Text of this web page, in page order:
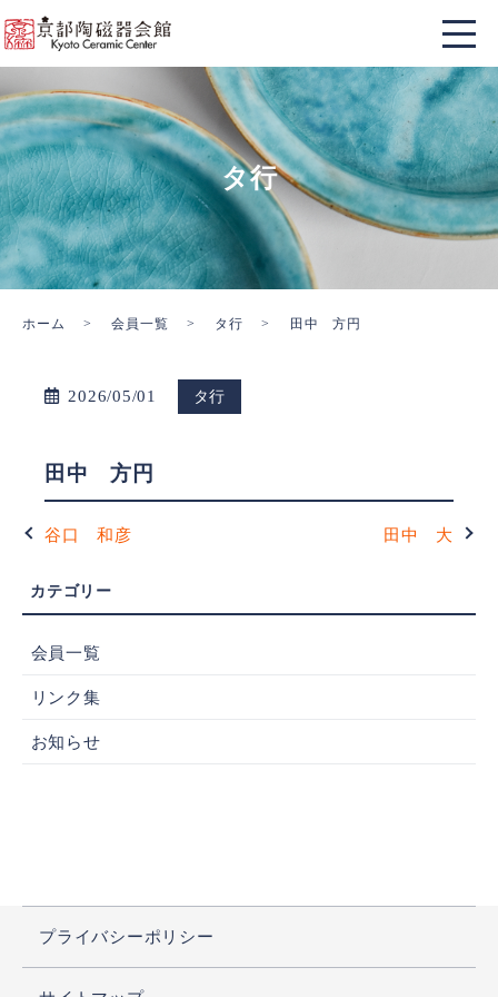
タ行
ホーム 会員一覧 タ行 田中 方円
2026/05/01 タ行
田中 方円
谷口 和彦 田中 大
会員一覧
リンク集
お知らせ
プライバシーポリシー